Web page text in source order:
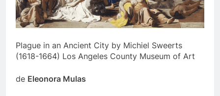
Plague in an Ancient City by Michiel Sweerts
(1618-1664) Los Angeles County Museum of Art
de Eleonora Mulas